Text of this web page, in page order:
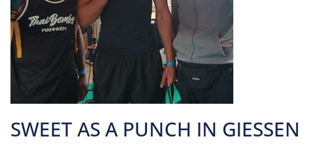
SWEET AS A PUNCH IN GIESSEN